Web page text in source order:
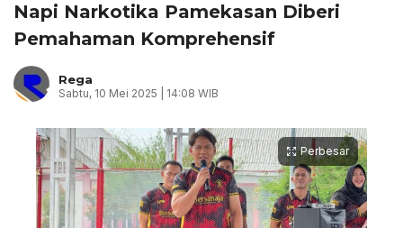
Napi Narkotika Pamekasan Diberi
Pemahaman Komprehensif
Rega
Sabtu, 10 Mei 2025 | 14:08 WIB
Perbesar